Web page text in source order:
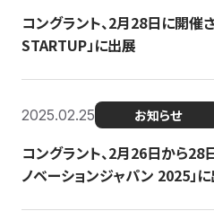
コングラント、2月28日に開催
STARTUP」に出展
2025.02.25 お知らせ
コングラント、2月26日から28
ノベーションジャパン 2025」